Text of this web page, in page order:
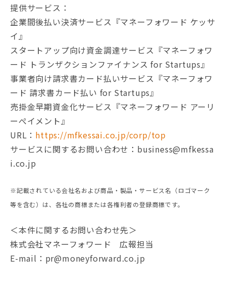
提供サービス：
企業間後払い決済サービス『マネーフォワード ケッサ
イ』
スタートアップ向け資金調達サービス『マネーフォワ
ード トランザクションファイナンス for Startups』
事業者向け請求書カード払いサービス『マネーフォワ
ード 請求書カード払い for Startups』
売掛金早期資金化サービス『マネーフォワード アーリ
ーぺイメント』
URL： https://mfkessai.co.jp/corp/top
サービスに関するお問い合わせ：business@mfkessa
i.co.jp
※記載されている会社名および商品・製品・サービス名（ロゴマーク
等を含む）は、各社の商標または各権利者の登録商標です。
＜本件に関するお問い合わせ先＞
株式会社マネーフォワード 広報担当
E-mail：pr@moneyforward.co.jp